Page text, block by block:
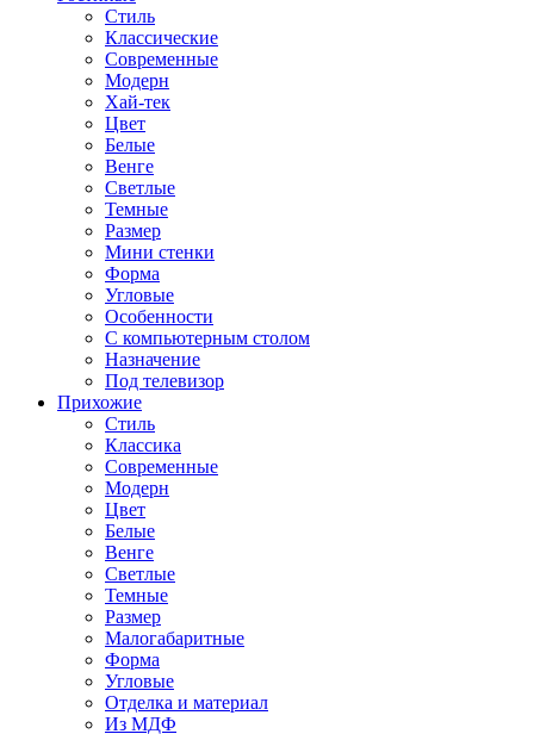
Стиль
Классические
Современные
Модерн
Хай-тек
Цвет
Белые
Венге
Светлые
Темные
Размер
Мини стенки
Форма
Угловые
Особенности
С компьютерным столом
Назначение
Под телевизор
Прихожие
Стиль
Классика
Современные
Модерн
Цвет
Белые
Венге
Светлые
Темные
Размер
Малогабаритные
Форма
Угловые
Отделка и материал
Из МДФ